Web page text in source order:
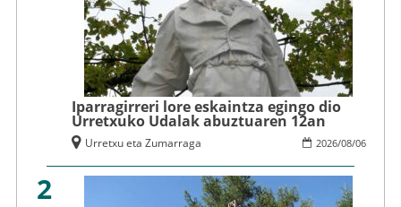
Iparragirreri lore eskaintza egingo dio
Urretxuko Udalak abuztuaren 12an
2026/08/06
Urretxu eta Zumarraga
2